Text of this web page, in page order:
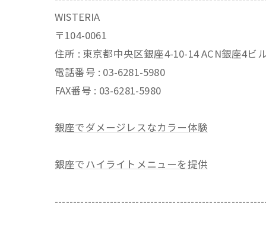
WISTERIA
〒104-0061
住所 : 東京都中央区銀座4-10-14 ACN銀座4ビ
電話番号 : 03-6281-5980
FAX番号 : 03-6281-5980
銀座でダメージレスなカラー体験
銀座でハイライトメニューを提供